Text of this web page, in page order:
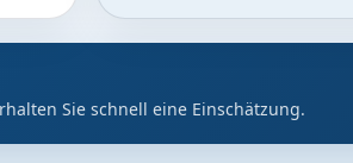
Sie schnell eine Einschätzung.